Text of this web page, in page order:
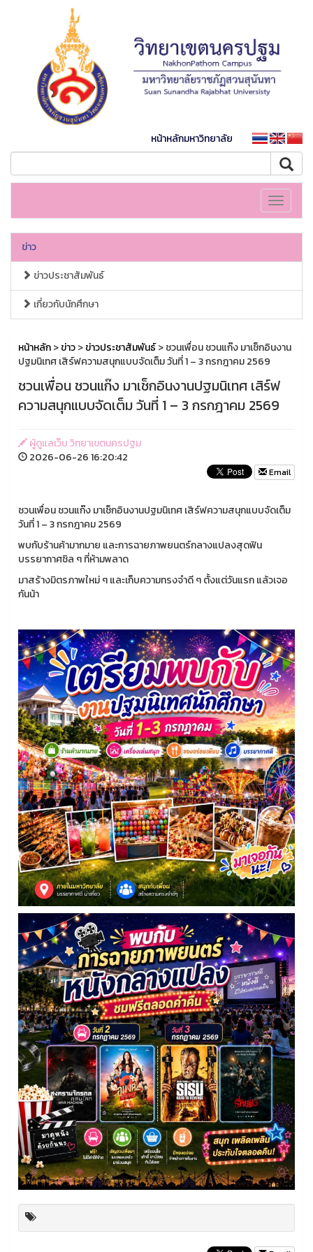
หน้าหลักมหาวิทยาลัย
Toggle
ข่าว
ข่าวประชาสัมพันธ์
เกี่ยวกับนักศึกษา
หน้าหลัก>ข่าว>ข่าวประชาสัมพันธ์> ชวนเพื่อน ชวนแก๊ง มาเช็กอินงาน
ปฐมนิเทศ เสิร์ฟความสนุกแบบจัดเต็ม วันที่ 1 – 3 กรกฎาคม 2569
ชวนเพื่อน ชวนแก๊ง มาเช็กอินงานปฐมนิเทศ เสิร์ฟ
ความสนุกแบบจัดเต็ม วันที่ 1 – 3 กรกฎาคม 2569
ผู้ดูแลเว็บ วิทยาเขตนครปฐม
2026-06-26 16:20:42
Email
ชวนเพื่อน ชวนแก๊ง มาเช็กอินงานปฐมนิเทศ เสิร์ฟความสนุกแบบจัดเต็ม
วันที่ 1 – 3 กรกฎาคม 2569
พบกับร้านค้ามากมาย และการฉายภาพยนตร์กลางแปลงสุดฟิน
บรรยากาศชิล ๆ ที่ห้ามพลาด
มาสร้างมิตรภาพใหม่ ๆ และเก็บความทรงจำดี ๆ ตั้งแต่วันแรก แล้วเจอ
กันน้า